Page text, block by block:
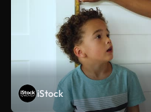
iStock